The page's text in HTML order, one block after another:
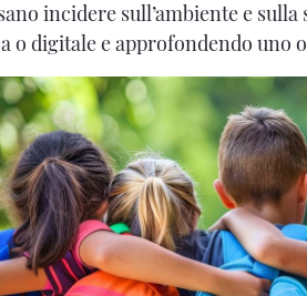
incidere sull’ambiente e
o digitale e approfondendo uno